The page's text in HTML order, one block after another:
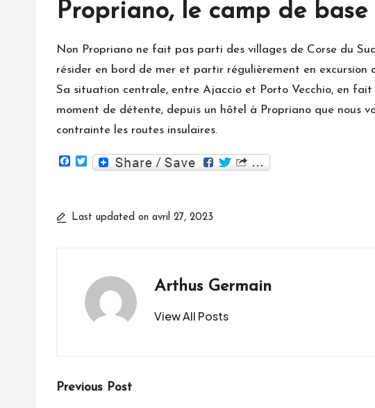
Propriano, le camp de
Non Propriano ne fait pas parti des villages de Corse du
résider en bord de mer et partir régulièrement en
Sa situation centrale, entre Ajaccio et Porto Vecchio, en
moment de détente, depuis un hôtel à Propriano que nous
contrainte les routes insulaires.
o
w
e
Last updated on avril 27, 2023
Arthus Germain
View All Posts
Post
Previous Post